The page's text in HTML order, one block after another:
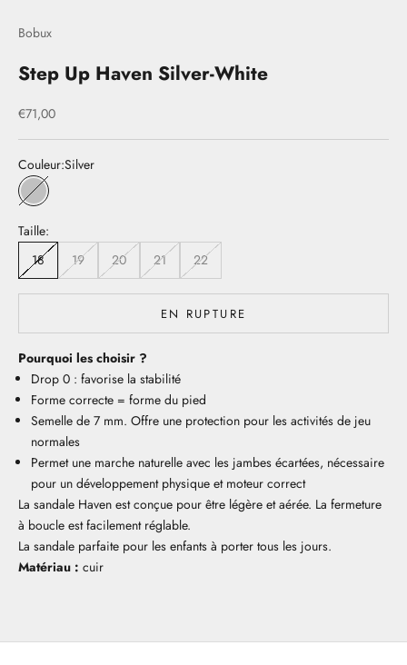
Bobux
Step Up Haven Silver-White
Prix de vente
€71,00
Couleur:Silver
Silver
Taille:
18
19 20 21 22
EN RUPTURE
Pourquoi les choisir ?
Drop 0 : favorise la stabilité
Forme correcte = forme du pied
Semelle de 7 mm. Offre une protection pour les activités de jeu
normales
Permet une marche naturelle avec les jambes écartées, nécessaire
pour un développement physique et moteur correct
La sandale Haven est conçue pour être légère et aérée. La fermeture
à boucle est facilement réglable.
La sandale parfaite pour les enfants à porter tous les jours.
Matériau : cuir